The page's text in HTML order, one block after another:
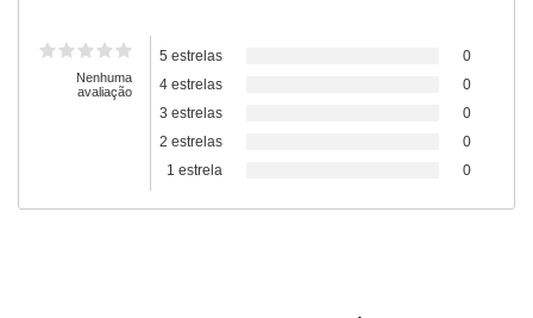
Nenhuma
avaliação
5 estrelas
0
4 estrelas
0
3 estrelas
0
2 estrelas
0
1 estrela
0